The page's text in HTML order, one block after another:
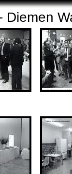
Diemen